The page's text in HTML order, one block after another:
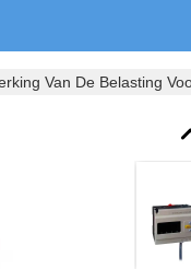
Van De Belasting